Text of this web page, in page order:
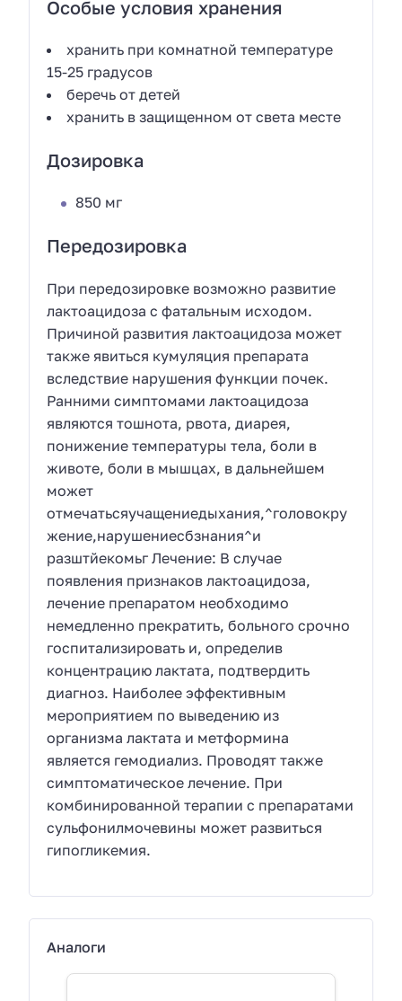
Особые условия хранения
хранить при комнатной температуре
15-25 градусов
беречь от детей
хранить в защищенном от света месте
Дозировка
850 мг
Передозировка
При передозировке возможно развитие
лактоацидоза с фатальным исходом.
Причиной развития лактоацидоза может
также явиться кумуляция препарата
вследствие нарушения функции почек.
Ранними симптомами лактоацидоза
являются тошнота, рвота, диарея,
понижение температуры тела, боли в
животе, боли в мышцах, в дальнейшем
может
отмечатьсяучащениедыхания,^головокру
жение,нарушениесбзнания^и
разштйекомьг Лечение: В случае
появления признаков лактоацидоза,
лечение препаратом необходимо
немедленно прекратить, больного срочно
госпитализировать и, определив
концентрацию лактата, подтвердить
диагноз. Наиболее эффективным
мероприятием по выведению из
организма лактата и метформина
является гемодиализ. Проводят также
симптоматическое лечение. При
комбинированной терапии с препаратами
сульфонилмочевины может развиться
гипогликемия.
Аналоги